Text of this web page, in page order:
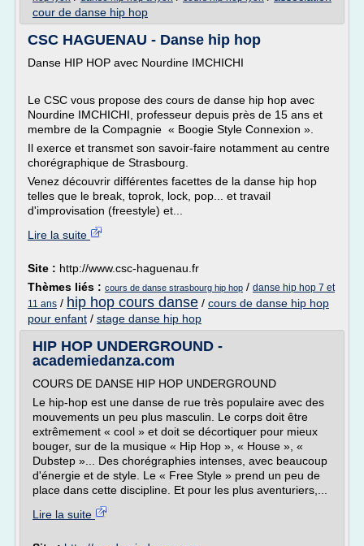
cour de danse hip hop
CSC HAGUENAU - Danse hip hop
Danse HIP HOP avec Nourdine IMCHICHI
Le CSC vous propose des cours de danse hip hop avec
Nourdine IMCHICHI, professeur depuis près de 15 ans et
membre de la Compagnie « Boogie Style Connexion ».
Il exerce et transmet son savoir-faire notamment au centre
chorégraphique de Strasbourg.
Venez découvrir différentes facettes de la danse hip hop
telles que le break, toprok, lock, pop... et travail
d'improvisation (freestyle) et...
Lire la suite
Site : http://www.csc-haguenau.fr
Thèmes liés : cours de danse strasbourg hip hop / danse hip hop 7 et
11 ans / hip hop cours danse / cours de danse hip hop
pour enfant / stage danse hip hop
HIP HOP UNDERGROUND -
academiedanza.com
COURS DE DANSE HIP HOP UNDERGROUND
Le hip-hop est une danse de rue très populaire avec des
mouvements un peu plus masculin. Le corps doit être
extrêmement « cool » et doit se décortiquer pour mieux
bouger, sur de la musique « Hip Hop », « House », «
Dubstep »... Des chorégraphies intenses, avec beaucoup
d'énergie et de style. Le « Free Style » prend un peu de
place dans cette discipline. Et pour les plus aventuriers,...
Lire la suite